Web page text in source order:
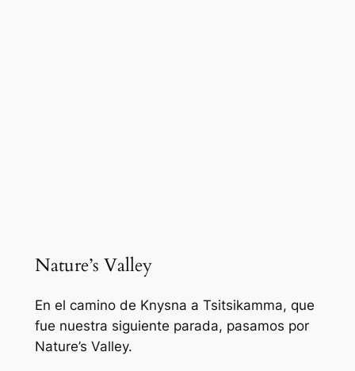
Nature’s Valley
En el camino de Knysna a Tsitsikamma, que
fue nuestra siguiente parada, pasamos por
Nature’s Valley.